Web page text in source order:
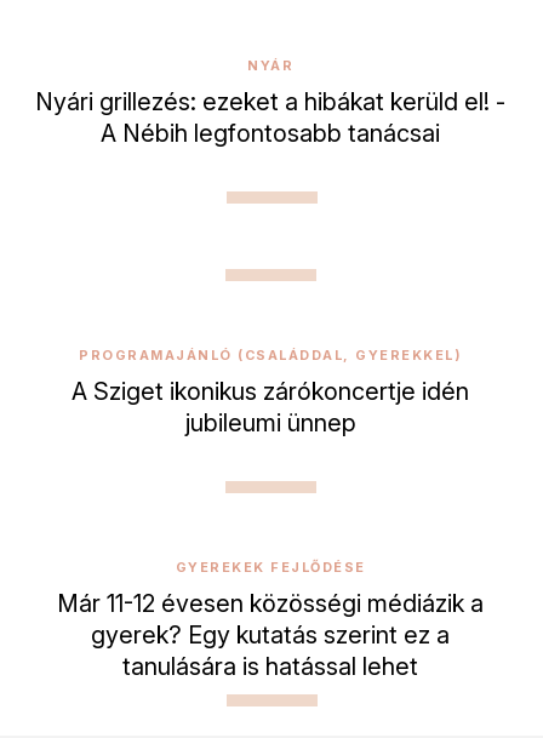
NYÁR
Nyári grillezés: ezeket a hibákat kerüld el! -
A Nébih legfontosabb tanácsai
PROGRAMAJÁNLÓ (CSALÁDDAL, GYEREKKEL)
A Sziget ikonikus zárókoncertje idén
jubileumi ünnep
GYEREKEK FEJLŐDÉSE
Már 11-12 évesen közösségi médiázik a
gyerek? Egy kutatás szerint ez a
tanulására is hatással lehet